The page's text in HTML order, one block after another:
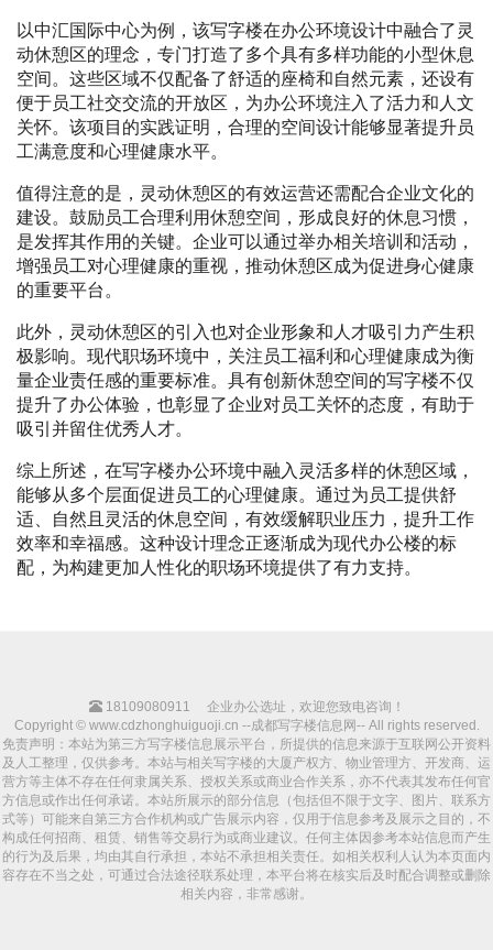
以中汇国际中心为例，该写字楼在办公环境设计中融合了灵
动休憩区的理念，专门打造了多个具有多样功能的小型休息
空间。这些区域不仅配备了舒适的座椅和自然元素，还设有
便于员工社交交流的开放区，为办公环境注入了活力和人文
关怀。该项目的实践证明，合理的空间设计能够显著提升员
工满意度和心理健康水平。
值得注意的是，灵动休憩区的有效运营还需配合企业文化的
建设。鼓励员工合理利用休憩空间，形成良好的休息习惯，
是发挥其作用的关键。企业可以通过举办相关培训和活动，
增强员工对心理健康的重视，推动休憩区成为促进身心健康
的重要平台。
此外，灵动休憩区的引入也对企业形象和人才吸引力产生积
极影响。现代职场环境中，关注员工福利和心理健康成为衡
量企业责任感的重要标准。具有创新休憩空间的写字楼不仅
提升了办公体验，也彰显了企业对员工关怀的态度，有助于
吸引并留住优秀人才。
综上所述，在写字楼办公环境中融入灵活多样的休憩区域，
能够从多个层面促进员工的心理健康。通过为员工提供舒
适、自然且灵活的休息空间，有效缓解职业压力，提升工作
效率和幸福感。这种设计理念正逐渐成为现代办公楼的标
配，为构建更加人性化的职场环境提供了有力支持。
18109080911
企业办公选址，欢迎您致电咨询！
Copyright © www.cdzhonghuiguoji.cn --成都写字楼信息网-- All rights reserved.
免责声明：本站为第三方写字楼信息展示平台，所提供的信息来源于互联网公开资料
及人工整理，仅供参考。本站与相关写字楼的大厦产权方、物业管理方、开发商、运
营方等主体不存在任何隶属关系、授权关系或商业合作关系，亦不代表其发布任何官
方信息或作出任何承诺。本站所展示的部分信息（包括但不限于文字、图片、联系方
式等）可能来自第三方合作机构或广告展示内容，仅用于信息参考及展示之目的，不
构成任何招商、租赁、销售等交易行为或商业建议。任何主体因参考本站信息而产生
的行为及后果，均由其自行承担，本站不承担相关责任。如相关权利人认为本页面内
容存在不当之处，可通过合法途径联系处理，本平台将在核实后及时配合调整或删除
相关内容，非常感谢。